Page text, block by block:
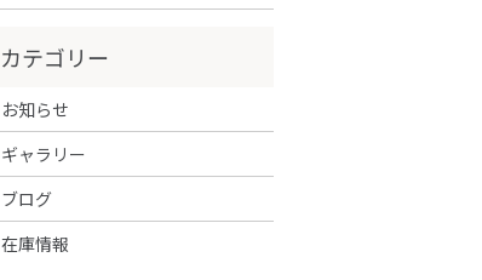
お知らせ
ギャラリー
ブログ
在庫情報